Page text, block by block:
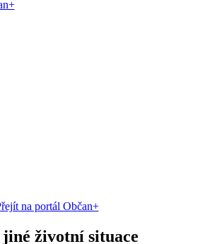
na portál Občan+
jiné životní situace